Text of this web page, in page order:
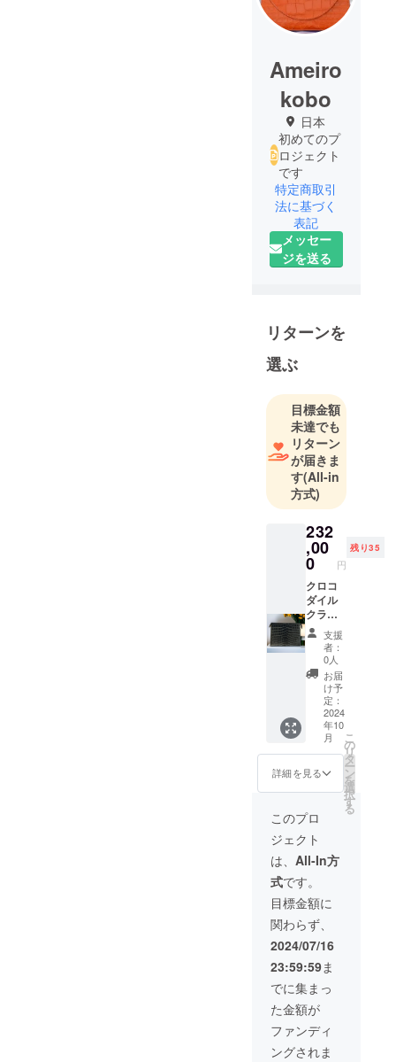
Ameiro
kobo
日本
初めてのプ
ロジェクト
です
特定商取引
法に基づく
表記
メッセー
ジを送る
リターンを
選ぶ
目標金額
未達でも
リターン
が届きま
す(All-in
方式)
232
,00
0 円
残り35
︎︎︎クロコ
ダイル
クラッ
チバッ
グ ・お
色はブ
ラック
のみと
するこ
とで価
格を抑
えまし
た。 ・
サイ
ズ 横
幅 約
27cm
× 縦幅
約
21cm
× 約厚
み 6cm
※天然素
材のた
め、そ
してひ
とつひ
とつ職
人の手
作りの
ため表
記サイ
ズは若
干の誤
支援
者：
0人
お届
け予
定：
2024
年10
月
詳細を見る
こ
の
リ
タ
ー
ン
を
選
択
す
る
このプロ
ジェクト
は、 All-In方
式です。
目標金額に
関わらず、
2024/07/16
23:59:59ま
でに集まっ
た金額が
ファンディ
ングされま